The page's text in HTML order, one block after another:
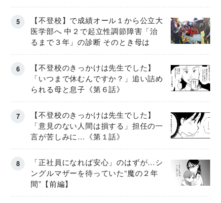
【不登校】で成績オール１から公立大
医学部へ 中２で起立性調節障害「治
るまで３年」の診断 そのとき母は
【不登校のきっかけは先生でした】
「いつまで休むんですか？」追い詰め
られる母と息子《第６話》
【不登校のきっかけは先生でした】
「意見のない人間は損する」担任の一
言が苦しみに…《第１話》
「正社員になれば安心」のはずが…シ
ングルマザーを待っていた“魔の２年
間”【前編】